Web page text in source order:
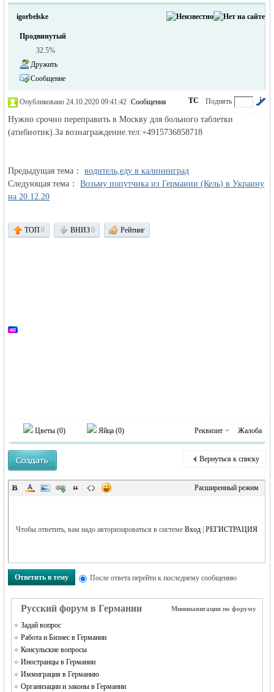
жизнь и
объявления в
MEINLAND.
RU
igorbelske
Продвинутый
32.5%
Дружить
Сообщение
Поднять
ТС
Опубликовано 24.10.2020 09:41:42 Сообщения
Нужно срочно переправить в Москву для больного таблетки
(атибиотик).За вознаграждение.тел:+4915736858718
Предыдущая тема：водитель,еду в калининград
Следующая тема：Возьму попутчика из Германии (Кель) в Украину
на 20.12.20
ТОП0 ВНИЗ0 Рейтинг
Цветы (0) Яйца (0) Реквизит Жалоба
Вернуться к списку
Расширенный режим
Чтобы ответить, вам надо авторизироваться в системеВход |РЕГИСТРАЦИЯ
Ответить в тему После ответа перейти к последнему сообщению
Русский форум в Германии Мининавигация по форуму
Задай вопрос
Работа и Бизнес в Германии
Консульские вопросы
Иностранцы в Германии
Иммиграция в Германию
Организации и законы в Германии